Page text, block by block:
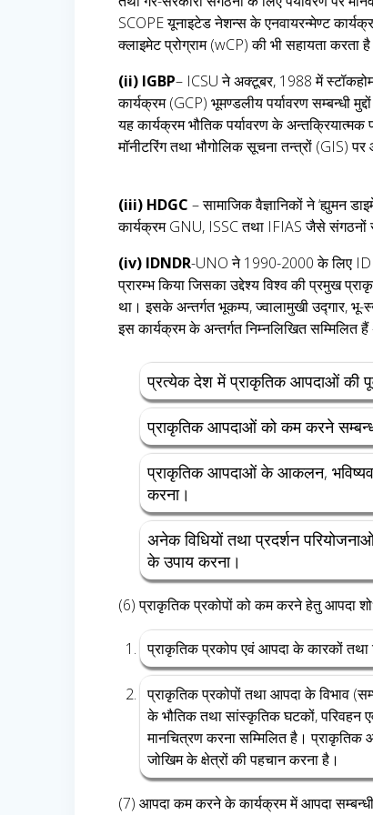
SCOPE यूनाइटेड नेशन्स के एनवायरन्मेण्ट
क्लाइमेट प्रोग्राम (wCP) की भी सहायता करता
(ii) IGBP– ICSU ने अक्टूबर, 1988 में
कार्यक्रम (GCP) भूमण्डलीय पर्यावरण सम्बन्धी
यह कार्यक्रम भौतिक पर्यावरण के
मॉनीटरिंग तथा भौगोलिक सूचना तन्त्रों (GIS) पर
(iii) HDGC – सामाजिक वैज्ञानिकों ने ‘ह्युमन
कार्यक्रम GNU, ISSC तथा IFIAS जैसे संगठनों
(iv) IDNDR-UNO ने 1990-2000 के लिए
प्रारम्भ किया जिसका उद्देश्य विश्व की प्रमुख
था। इसके अन्तर्गत भूकम्प, ज्वालामुखी उद्गार,
इस कार्यक्रम के अन्तर्गत निम्नलिखित सम्मिलित हैं
प्रत्येक देश में प्राकृतिक आपदाओं की
प्राकृतिक आपदाओं को कम करने सम्बन्धी
प्राकृतिक आपदाओं के आकलन,
करना।
अनेक विधियों तथा प्रदर्शन
के उपाय करना।
(6) प्राकृतिक प्रकोपों को कम करने हेतु आपदा
प्राकृतिक प्रकोप एवं आपदा के कारकों तथा
प्राकृतिक प्रकोपों तथा आपदा के विभाव
के भौतिक तथा सांस्कृतिक घटकों, परिवहन
मानचित्रण करना सम्मिलित है। प्राकृतिक
जोखिम के क्षेत्रों की पहचान करना है।
(7) आपदा कम करने के कार्यक्रम में आपदा सम्बन्धी